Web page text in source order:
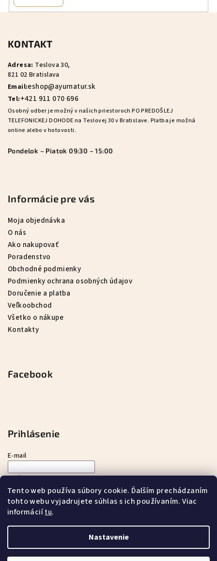
Tento web používa súbory cookie. Ďalším prechádzaním
tohto webu vyjadrujete súhlas s ich používaním. Viac
informáciítu.
Nastavenie
y
KONTAKT
Adresa: Teslova 30,
821 02 Bratislava
Email:eshop@ayurnatur.sk
Tel:+421 911 070 696
Osobný odber je možný v našich priestoroch PO PREDOŠLEJ
TELEFONICKEJ DOHODE na Teslovej 30 v Bratislave. Platba je možná
online alebo v hotovosti.
Pondelok – Piatok 09:30 – 15:00
Informácie pre vás
Moja objednávka
O nás
Ako nakupovať
Poradenstvo
Obchodné podmienky
Podmienky ochrana osobných údajov
Doručenie a platba
Veľkoobchod
Všetko o nákupe
Kontakty
Facebook
Prihlásenie
E-mail
Heslo
Prihlásiť sa
Nová registráciaZabudnuté heslo